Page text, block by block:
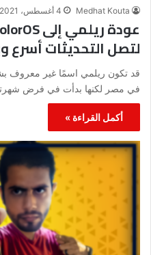
Medhat Kouta 4 أغسطس، 2021
لتصل التحديثات
قد تكون ريلمي اسمًا غير معروف
في مصر لكنها بدأت في فرض
أكمل القراءة »